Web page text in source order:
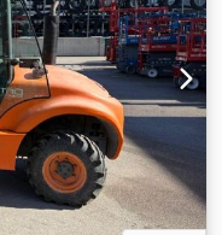
camiones, remolques
se realizan a precios
sin garantías
Puede
una visita y/o
antelación, ya que
Wert Trading B.V.
Al Isrf